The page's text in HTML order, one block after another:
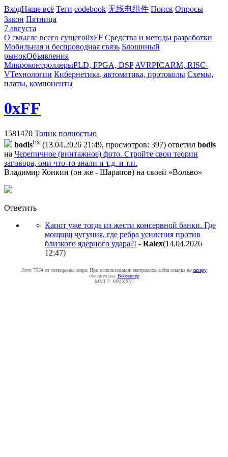
ВходНаше всё Теги codebook 无线电组件 Поиск Опросы
Закон Пятница
7 августа
О смысле всего сущего0xFF Средства и методы разработки
Мобильная и беспроводная связь Блошиный
рынокОбъявления
МикроконтроллерыPLD, FPGA, DSP AVRPICARM, RISC-
VТехнологии Кибернетика, автоматика, протоколы Схемы,
платы, компоненты
0xFF
1581470 Топик полностью
bodisEx (13.04.2026 21:49, просмотров: 397) ответил bodis
на Черепичное (винтажное) фото. Стройте свои теории
заговора, они что-то знали и т.д. и т.п.
Владимир Конкин (он же - Шарапов) на своей «Вольво»
Ответить
Капот уже тогда из жести консервной банки. Где
мощщщ чугуния, где ребра усиления против
близкого ядерного удара?! - Ralex(14.04.2026
12:47)
Лето 7534 от сотворения мира. При использовании материалов сайта ссылка на caxapу
обязательна. Вебмастер
MMI © MMXXVI